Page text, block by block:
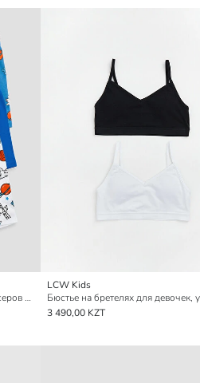
Комплект из 3-х штук трусов-боксеров для мальчиков
LCW Kids
3 490,00 KZT